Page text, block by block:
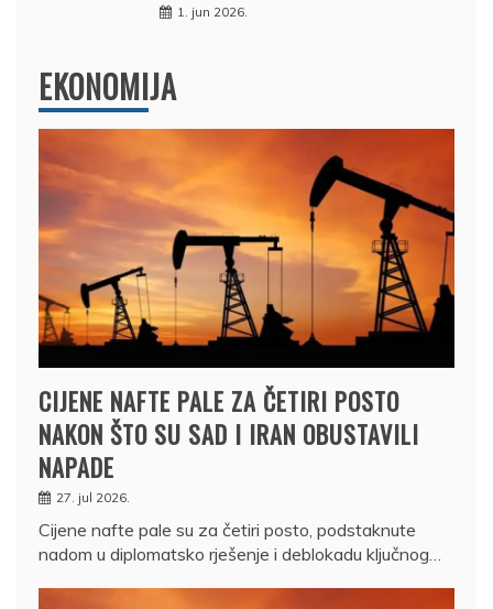
1. jun 2026.
EKONOMIJA
CIJENE NAFTE PALE ZA ČETIRI POSTO
NAKON ŠTO SU SAD I IRAN OBUSTAVILI
NAPADE
27. jul 2026.
Cijene nafte pale su za četiri posto, podstaknute
nadom u diplomatsko rješenje i deblokadu ključnog…